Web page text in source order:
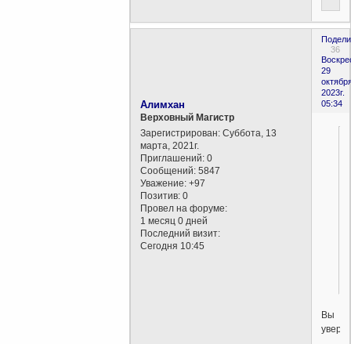
36
29
2023г.
05:34
Алимхан
Верховный Магистр
Зарегистрирован: Суббота, 13
марта, 2021г.
Приглашений: 0
Сообщений: 5847
Уважение: +97
Позитив: 0
Провел на форуме:
1 месяц 0 дней
Последний визит:
Сегодня 10:45
Вы